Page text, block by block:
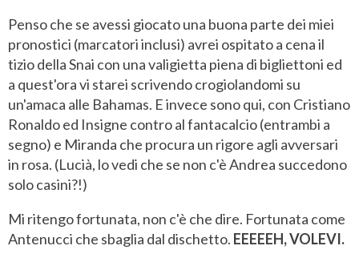
Penso che se avessi giocato una buona parte dei miei
pronostici (marcatori inclusi) avrei ospitato a cena il
tizio della Snai con una valigietta piena di bigliettoni ed
a quest'ora vi starei scrivendo crogiolandomi su
un'amaca alle Bahamas. E invece sono qui, con Cristiano
Ronaldo ed Insigne contro al fantacalcio (entrambi a
segno) e Miranda che procura un rigore agli avversari
in rosa. (Lucià, lo vedi che se non c'è Andrea succedono
solo casini?!)
Mi ritengo fortunata, non c'è che dire. Fortunata come
Antenucci che sbaglia dal dischetto. EEEEEH, VOLEVI.